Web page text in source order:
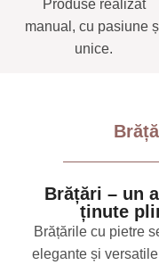
Produse realizat
manual, cu pasiune
unice.
Brățări – un
ținute
Brățările cu pietre
elegante și